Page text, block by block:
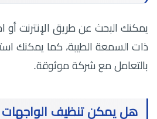
يمكنك البحث عن طريق الإنترنت أو
ذات السمعة الطيبة، كما يمكنك
بالتعامل مع شركة موثوقة.
هل يمكن تنظيف الواجهات